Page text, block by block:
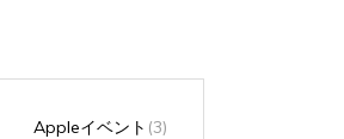
Appleイベント (3)